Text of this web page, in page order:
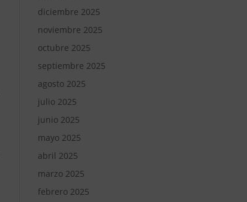
diciembre 2025
noviembre 2025
octubre 2025
septiembre 2025
agosto 2025
julio 2025
junio 2025
mayo 2025
abril 2025
marzo 2025
febrero 2025